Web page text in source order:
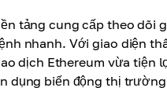
tảng cung cấp theo dõi
nhanh. Với giao diện
dịch Ethereum vừa tiện
dụng biến động thị